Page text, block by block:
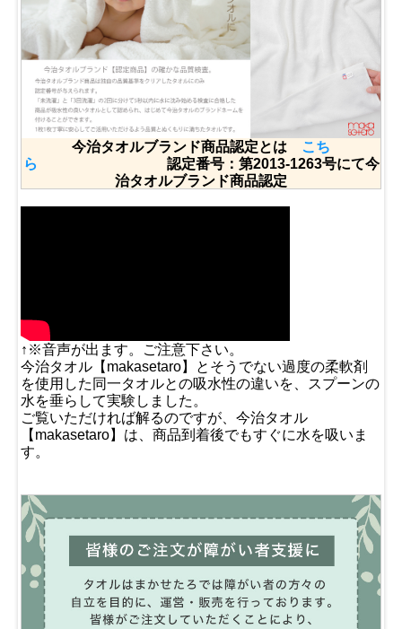
今治タオルブランド商品認定とは
こち
ら 認定番号：第2013-1263号にて今
治タオルブランド商品認定
↑※音声が出ます。ご注意下さい。
今治タオル【makasetaro】とそうでない過度の柔軟剤
を使用した同一タオルとの吸水性の違いを、スプーンの
水を垂らして実験しました。
ご覧いただければ解るのですが、今治タオル
【makasetaro】は、商品到着後でもすぐに水を吸いま
す。